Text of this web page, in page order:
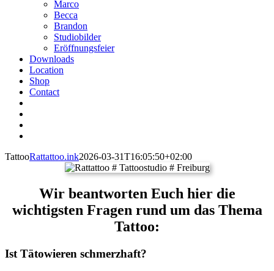
Marco
Becca
Brandon
Studiobilder
Eröffnungsfeier
Downloads
Location
Shop
Contact
TattooRattattoo.ink2026-03-31T16:05:50+02:00
Wir beantworten Euch hier die
wichtigsten Fragen rund um das Thema
Tattoo:
Ist Tätowieren schmerzhaft?